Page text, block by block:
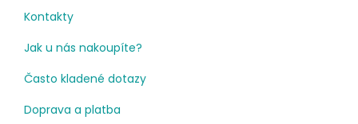
Kontakty
Jak u nás nakoupíte?
Často kladené dotazy
Doprava a platba